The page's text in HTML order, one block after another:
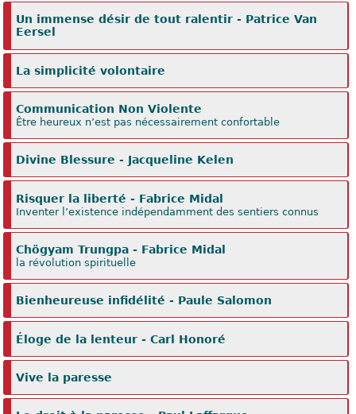
Un immense désir de tout ralentir - Patrice Van
Eersel
La simplicité volontaire
Communication Non Violente
Être heureux n’est pas nécessairement confortable
Divine Blessure - Jacqueline Kelen
Risquer la liberté - Fabrice Midal
Inventer l’existence indépendamment des sentiers connus
Chögyam Trungpa - Fabrice Midal
la révolution spirituelle
Bienheureuse infidélité - Paule Salomon
Éloge de la lenteur - Carl Honoré
Vive la paresse